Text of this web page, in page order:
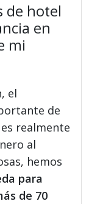
de hotel
en
mi
el
de
realmente
al
hemos
para
de 70